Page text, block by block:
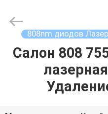
ДОМ
ПРОДУКТЫ
Rights
Reserved.
Developed
808nm диодов
Салон 808